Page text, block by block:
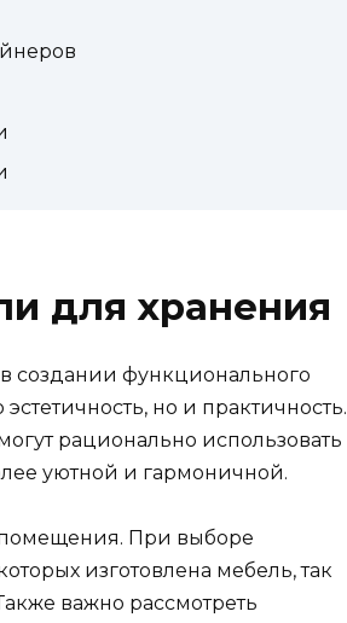
для хранения
создании функционального
но и практичность.
рационально использовать
уютной и гармоничной.
помещения. При выборе
изготовлена мебель, так
важно рассмотреть